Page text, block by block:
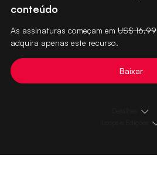
conteúdo
As assinaturas começam em US$ 16,99
adquira apenas este recurso.
Baixar